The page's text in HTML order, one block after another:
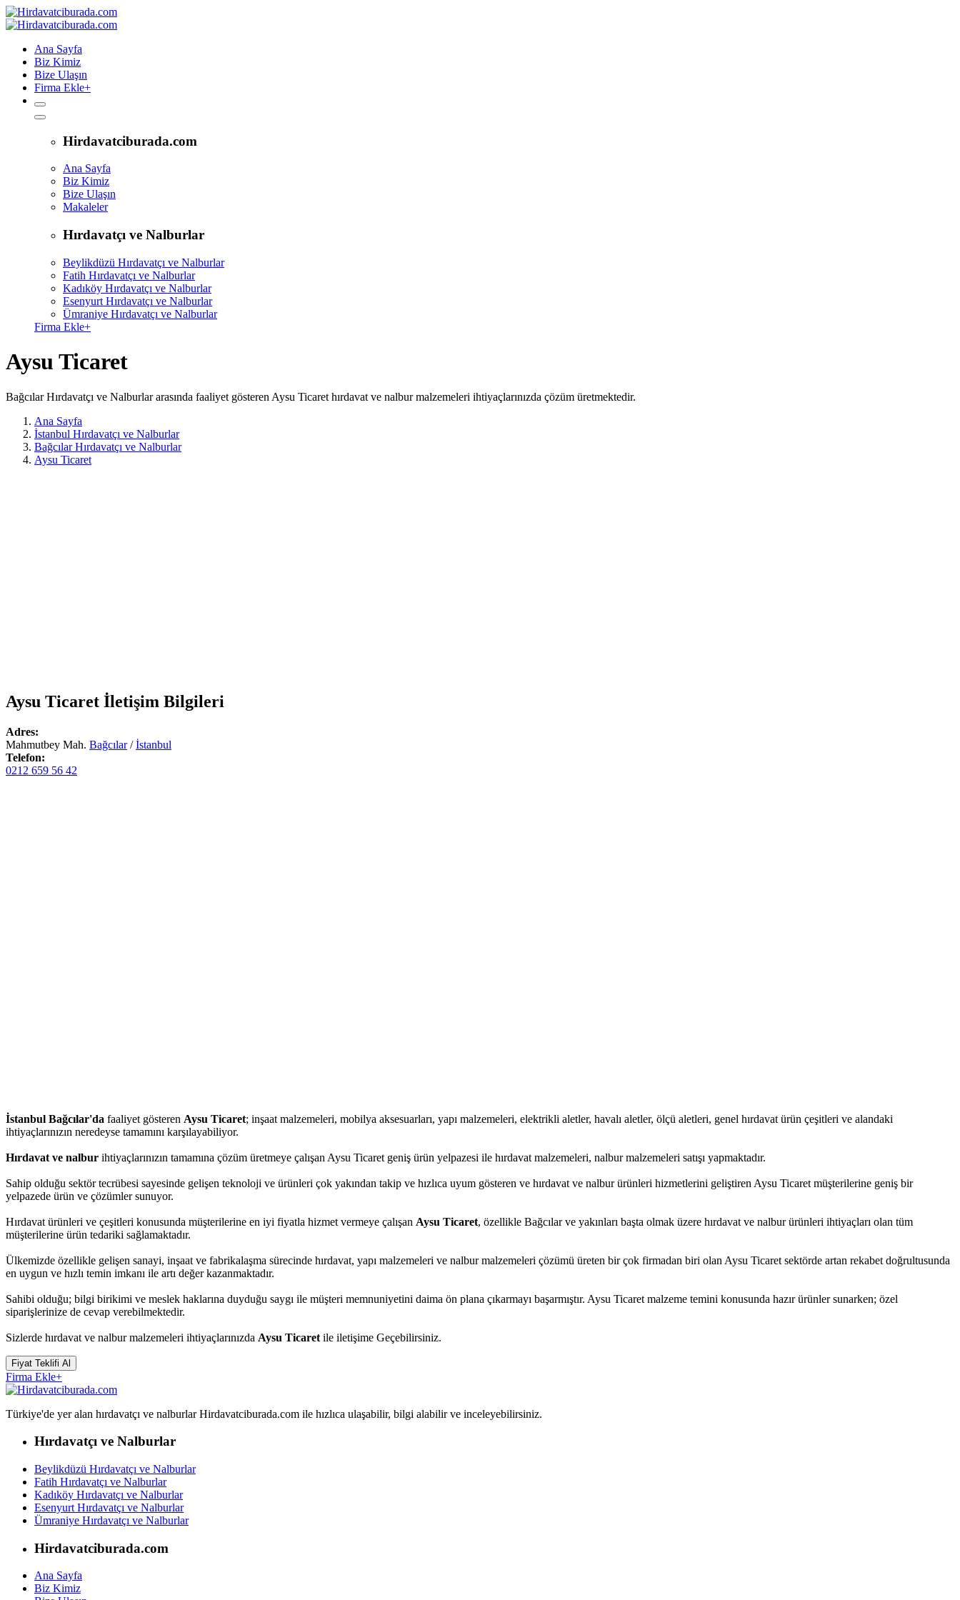
Ana Sayfa
Biz Kimiz
Bize Ulaşın
Firma Ekle+
Hirdavatciburada.com
Ana Sayfa
Biz Kimiz
Bize Ulaşın
Makaleler
Hırdavatçı ve Nalburlar
Beylikdüzü Hırdavatçı ve Nalburlar
Fatih Hırdavatçı ve Nalburlar
Kadıköy Hırdavatçı ve Nalburlar
Esenyurt Hırdavatçı ve Nalburlar
Ümraniye Hırdavatçı ve Nalburlar
Firma Ekle+
Aysu Ticaret
Bağcılar Hırdavatçı ve Nalburlar arasında faaliyet gösteren Aysu Ticaret hırdavat ve nalbur malzemeleri ihtiyaçlarınızda çözüm üretmektedir.
Ana Sayfa
İstanbul Hırdavatçı ve Nalburlar
Bağcılar Hırdavatçı ve Nalburlar
Aysu Ticaret
Aysu Ticaret İletişim Bilgileri
Adres:
Mahmutbey Mah. Bağcılar/İstanbul
Telefon:
0212 659 56 42
İstanbul Bağcılar'da faaliyet gösteren Aysu Ticaret; inşaat malzemeleri, mobilya aksesuarları, yapı malzemeleri, elektrikli aletler, havalı aletler, ölçü aletleri, genel hırdavat ürün çeşitleri ve alandaki
ihtiyaçlarınızın neredeyse tamamını karşılayabiliyor.
Hırdavat ve nalbur ihtiyaçlarınızın tamamına çözüm üretmeye çalışan Aysu Ticaret geniş ürün yelpazesi ile hırdavat malzemeleri, nalbur malzemeleri satışı yapmaktadır.
Sahip olduğu sektör tecrübesi sayesinde gelişen teknoloji ve ürünleri çok yakından takip ve hızlıca uyum gösteren ve hırdavat ve nalbur ürünleri hizmetlerini geliştiren Aysu Ticaret müşterilerine geniş bir
yelpazede ürün ve çözümler sunuyor.
Hırdavat ürünleri ve çeşitleri konusunda müşterilerine en iyi fiyatla hizmet vermeye çalışan Aysu Ticaret, özellikle Bağcılar ve yakınları başta olmak üzere hırdavat ve nalbur ürünleri ihtiyaçları olan tüm
müşterilerine ürün tedariki sağlamaktadır.
Ülkemizde özellikle gelişen sanayi, inşaat ve fabrikalaşma sürecinde hırdavat, yapı malzemeleri ve nalbur malzemeleri çözümü üreten bir çok firmadan biri olan Aysu Ticaret sektörde artan rekabet doğrultusunda
en uygun ve hızlı temin imkanı ile artı değer kazanmaktadır.
Sahibi olduğu; bilgi birikimi ve meslek haklarına duyduğu saygı ile müşteri memnuniyetini daima ön plana çıkarmayı başarmıştır. Aysu Ticaret malzeme temini konusunda hazır ürünler sunarken; özel
siparişlerinize de cevap verebilmektedir.
Sizlerde hırdavat ve nalbur malzemeleri ihtiyaçlarınızda Aysu Ticaret ile iletişime Geçebilirsiniz.
Fiyat Teklifi Al
Firma Ekle+
Türkiye'de yer alan hırdavatçı ve nalburlar Hirdavatciburada.com ile hızlıca ulaşabilir, bilgi alabilir ve inceleyebilirsiniz.
Hırdavatçı ve Nalburlar
Beylikdüzü Hırdavatçı ve Nalburlar
Fatih Hırdavatçı ve Nalburlar
Kadıköy Hırdavatçı ve Nalburlar
Esenyurt Hırdavatçı ve Nalburlar
Ümraniye Hırdavatçı ve Nalburlar
Hirdavatciburada.com
Ana Sayfa
Biz Kimiz